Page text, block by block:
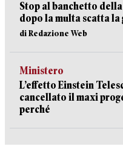
Stop al banchetto
dopo la multa scatta
di Redazione Web
Ministero
L’effetto Einstein
cancellato il maxi
perché